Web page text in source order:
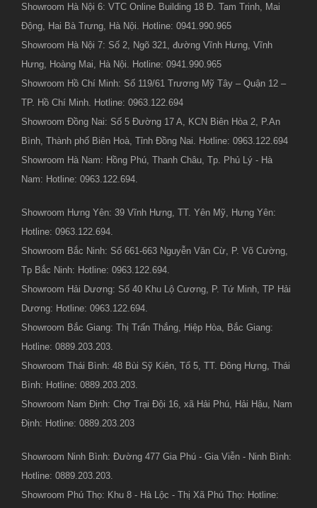
Showroom Hà Nội 6: VTC Online Building 18 Đ. Tam Trinh, Mai
Động, Hai Bà Trưng, Hà Nội. Hotline: 0941.990.965
Showroom Hà Nội 7: Số 2, Ngõ 321, đường Vĩnh Hưng, Vĩnh
Hưng, Hoàng Mai, Hà Nội. Hotline: 0941.990.965
Showroom Hồ Chí Minh: Số 119/61 Trương Mỹ Tây – Quận 12 –
TP. Hồ Chí Minh. Hotline: 0963.122.694
Showroom Đồng Nai: Số 5 Đường 17 A, KCN Biên Hòa 2, P.An
Bình, Thành phố Biên Hoà, Tỉnh Đồng Nai. Hotline: 0963.122.694
Showroom Hà Nam: Hồng Phú, Thanh Châu, Tp. Phủ Lý - Hà
Nam: Hotline: 0963.122.694.
Showroom Hưng Yên: 39 Vĩnh Hưng, TT. Yên Mỹ, Hưng Yên:
Hotline: 0963.122.694.
Showroom Bắc Ninh: Số 661-663 Nguyễn Văn Cừ, P. Võ Cường,
Tp Bắc Ninh: Hotline: 0963.122.694.
Showroom Hải Dương: Số 40 Khu Lộ Cương, P. Tứ Minh, TP Hải
Dương: Hotline: 0963.122.694.
Showroom Bắc Giang: Thị Trấn Thắng, Hiệp Hòa, Bắc Giang:
Hotline: 0889.203.203.
Showroom Thái Bình: 48 Bùi Sỹ Kiên, Tổ 5, TT. Đông Hưng, Thái
Bình: Hotline: 0889.203.203.
Showroom Nam Định: Chợ Trại Đội 16, xã Hải Phú, Hải Hậu, Nam
Định: Hotline: 0889.203.203
Showroom Ninh Bình: Đường 477 Gia Phú - Gia Viễn - Ninh Bình:
Hotline: 0889.203.203.
Showroom Phú Thọ: Khu 8 - Hà Lộc - Thị Xã Phú Thọ: Hotline: